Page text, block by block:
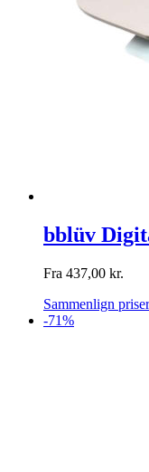
bblüv
Fra 437,00 kr.
Sammenlign priser
-71%